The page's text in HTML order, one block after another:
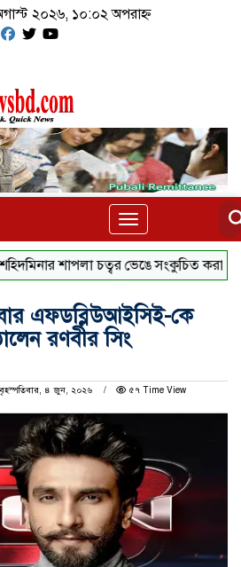
২০২৬, ১০:০২ অপরাহ্ন
Toggle
navigation
শাপলা চত্বর ভেঙে সংকুচিত করায় জনমনে
এফডব্লিউআইসিই-কে
রণবীর সিং
৪ জুন, ২০২৬
৫৭ Time View